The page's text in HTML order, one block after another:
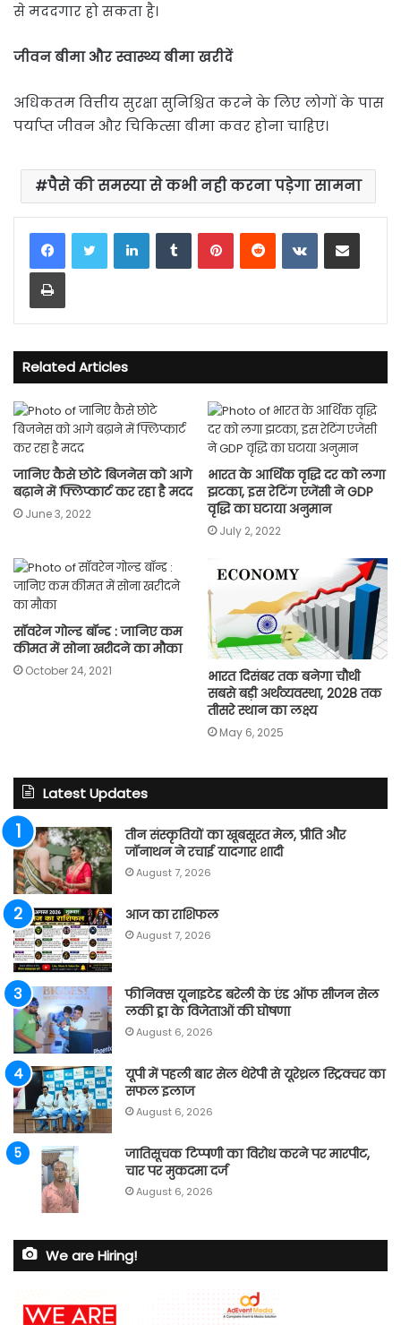
से मददगार हो सकता है।
जीवन बीमा और स्वास्थ्य बीमा खरीदें
अधिकतम वित्तीय सुरक्षा सुनिश्चित करने के लिए लोगों के पास
पर्याप्त जीवन और चिकित्सा बीमा कवर होना चाहिए।
पैसे की समस्या से कभी नही करना पड़ेगा सामना
LinkedInTumblrPinterestReddit VKontakteShare via Email
Print
Related Articles
जानिए कैसे छोटे बिजनेस को आगे
बढ़ाने में फ्लिप्कार्ट कर रहा है मदद
June 3, 2022
भारत के आर्थिक वृद्धि दर को लगा
झटका, इस रेटिंग एजेंसी ने GDP
वृद्धि का घटाया अनुमान
July 2, 2022
सॉवरेन गोल्ड बॉन्ड : जानिए कम
कीमत में सोना खरीदने का मौका
October 24, 2021
भारत दिसंबर तक बनेगा चौथी
सबसे बड़ी अर्थव्यवस्था, 2028 तक
तीसरे स्थान का लक्ष्य
May 6, 2025
Latest Updates
तीन संस्कृतियों का खूबसूरत मेल, प्रीति और
जॉनाथन ने रचाई यादगार शादी
August 7, 2026
आज का राशिफल
August 7, 2026
फीनिक्स यूनाइटेड बरेली के एंड ऑफ सीजन सेल
लकी ड्रा के विजेताओं की घोषणा
August 6, 2026
यूपी में पहली बार सेल थेरेपी से यूरेथ्रल स्ट्रिक्चर का
सफल इलाज
August 6, 2026
जातिसूचक टिप्पणी का विरोध करने पर मारपीट,
चार पर मुकदमा दर्ज
August 6, 2026
We are Hiring!